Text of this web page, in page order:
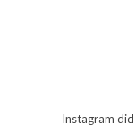
Instagram